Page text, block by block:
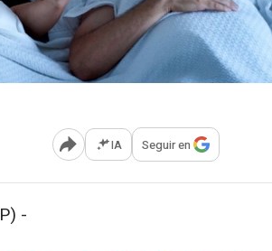
Abrir opciones para compartir
IA Seguir en
-